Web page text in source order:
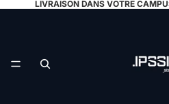
LIVRAISON DANS VOTRE